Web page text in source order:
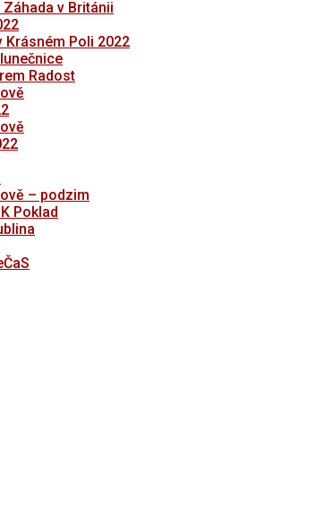
v Británii
Krásném Poli 2022
Radost
– podzim
Poklad